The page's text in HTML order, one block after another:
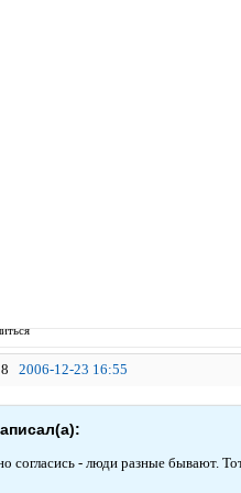
8 2006-12-23 16:55
согласись - люди разные бывают.